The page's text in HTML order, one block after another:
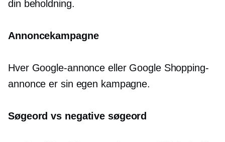
din beholdning.
Annoncekampagne
Hver Google-annonce eller Google Shopping-
annonce er sin egen kampagne.
Søgeord vs negative søgeord